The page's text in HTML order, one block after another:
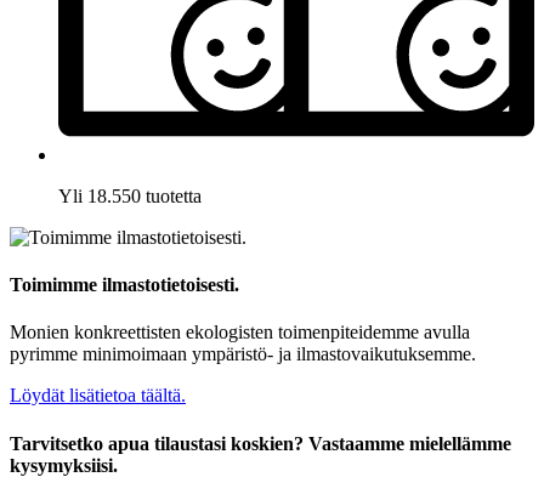
Yli 18.550 tuotetta
Toimimme ilmastotietoisesti.
Monien konkreettisten ekologisten toimenpiteidemme avulla
pyrimme minimoimaan ympäristö- ja ilmastovaikutuksemme.
Löydät lisätietoa täältä.
Tarvitsetko apua tilaustasi koskien? Vastaamme mielellämme
kysymyksiisi.